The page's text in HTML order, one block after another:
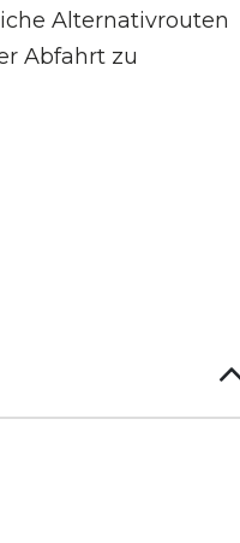
Alternativrouten
Abfahrt zu